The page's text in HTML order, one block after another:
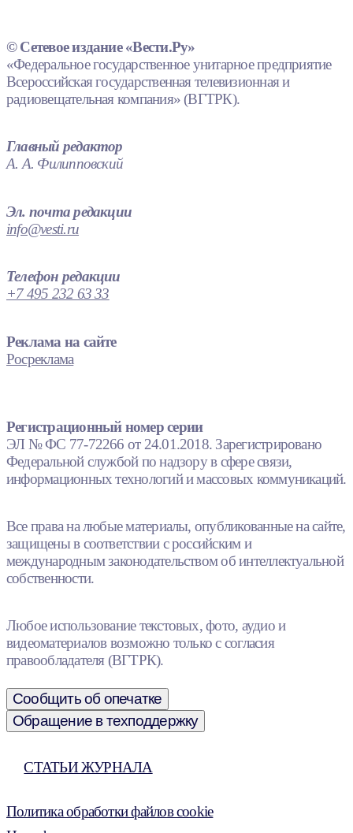
© Сетевое издание «Вести.Ру»
«Федеральное государственное унитарное предприятие
Всероссийская государственная телевизионная и
радиовещательная компания» (ВГТРК).
Главный редактор
А. А. Филипповский
Эл. почта редакции
info@vesti.ru
Телефон редакции
+7 495 232 63 33
Реклама на сайте
Росреклама
Регистрационный номер серии
ЭЛ № ФС 77-72266 от 24.01.2018. Зарегистрировано
Федеральной службой по надзору в сфере связи,
информационных технологий и массовых коммуникаций.
Все права на любые материалы, опубликованные на сайте,
защищены в соответствии с российским и
международным законодательством об интеллектуальной
собственности.
Любое использование текстовых, фото, аудио и
видеоматериалов возможно только с согласия
правообладателя (ВГТРК).
Сообщить об опечатке
Обращение в техподдержку
СТАТЬИ ЖУРНАЛА
Политика обработки файлов cookie